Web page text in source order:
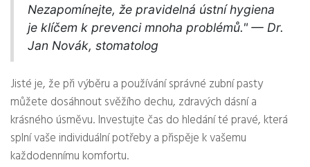
Nezapomínejte, že pravidelná ústní hygiena
je klíčem k prevenci mnoha problémů." — Dr.
Jan Novák, stomatolog
Jisté je, že při výběru a používání správné zubní pasty
můžete dosáhnout svěžího dechu, zdravých dásní a
krásného úsměvu. Investujte čas do hledání té pravé, která
splní vaše individuální potřeby a přispěje k vašemu
každodennímu komfortu.